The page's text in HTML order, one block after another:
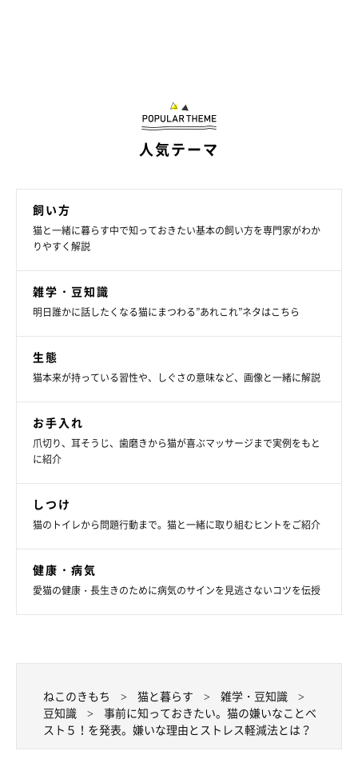
してしまうので、なるべくリラックスした気持ちで行いましょ
う。しかしあまりにも嫌がる場合は、お手入れで猫ちゃんが痛い
思いをしているのかもしれません。お手入れの方法やグッズを再
人気テーマ
飼い方
猫と一緒に暮らす中で知っておきたい基本の飼い方を専門家がわか
りやすく解説
雑学・豆知識
明日誰かに話したくなる猫にまつわる”あれこれ”ネタはこちら
生態
猫本来が持っている習性や、しぐさの意味など、画像と一緒に解説
お手入れ
爪切り、耳そうじ、歯磨きから猫が喜ぶマッサージまで実例をもと
に紹介
しつけ
猫のトイレから問題行動まで。猫と一緒に取り組むヒントをご紹介
健康・病気
愛猫の健康・長生きのために病気のサインを見逃さないコツを伝授
ねこのきもち 猫と暮らす
雑学・豆知識
豆知識
事前に知っておきたい。猫の嫌いなことベ
スト５！を発表。嫌いな理由とストレス軽減法とは？